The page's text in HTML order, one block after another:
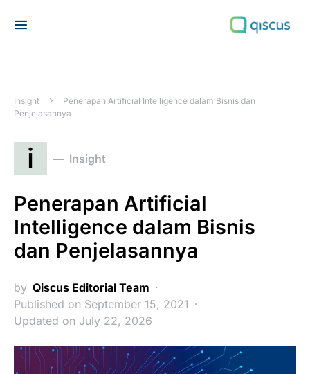
Insight
Penerapan Artificial Intelligence dalam Bisnis dan
Penjelasannya
i Insight
Penerapan Artificial
Intelligence dalam Bisnis
dan Penjelasannya
by Qiscus Editorial Team
Published on September 15, 2021
Updated on July 22, 2026